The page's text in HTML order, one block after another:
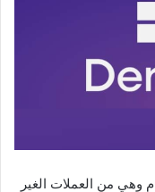
وهي من العملات الغير